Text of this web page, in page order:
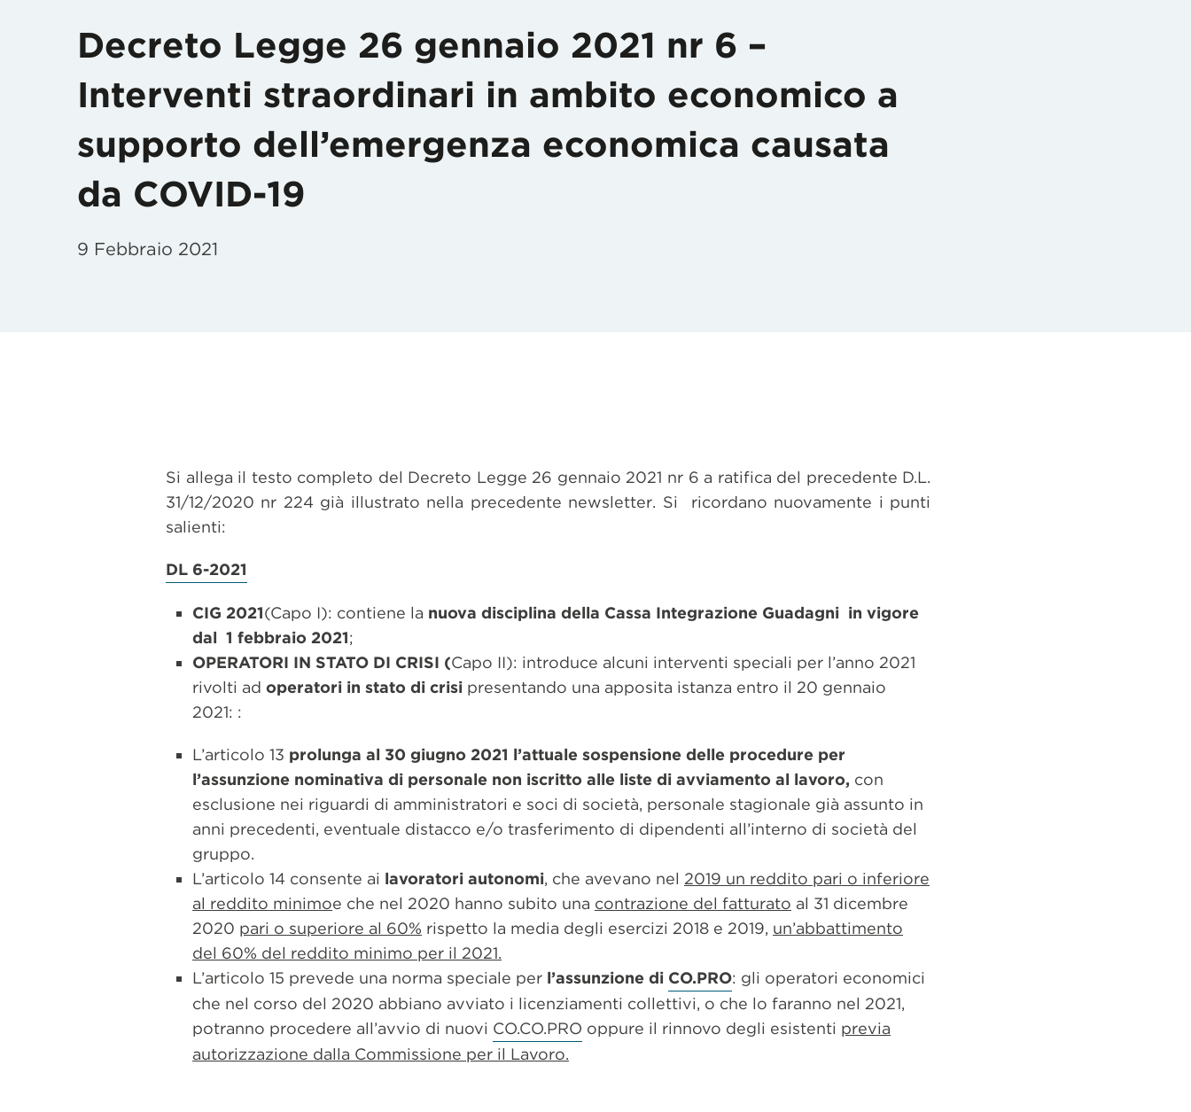
Decreto Legge 26 gennaio 2021 nr 6 –
Interventi straordinari in ambito economico a
supporto dell’emergenza economica causata
da COVID-19
9 Febbraio 2021
Si allega il testo completo del Decreto Legge 26 gennaio 2021 nr 6 a ratifica del precedente D.L.
31/12/2020 nr 224 già illustrato nella precedente newsletter. Si ricordano nuovamente i punti
salienti:
DL 6-2021
CIG 2021(Capo I): contiene la nuova disciplina della Cassa Integrazione Guadagni in vigore
dal 1 febbraio 2021;
OPERATORI IN STATO DI CRISI (Capo II): introduce alcuni interventi speciali per l’anno 2021
rivolti ad operatori in stato di crisi presentando una apposita istanza entro il 20 gennaio
2021: :
L’articolo 13 prolunga al 30 giugno 2021 l’attuale sospensione delle procedure per
l’assunzione nominativa di personale non iscritto alle liste di avviamento al lavoro, con
esclusione nei riguardi di amministratori e soci di società, personale stagionale già assunto in
anni precedenti, eventuale distacco e/o trasferimento di dipendenti all’interno di società del
gruppo.
L’articolo 14 consente ai lavoratori autonomi, che avevano nel 2019 un reddito pari o inferiore
al reddito minimoe che nel 2020 hanno subito una contrazione del fatturato al 31 dicembre
2020 pari o superiore al 60% rispetto la media degli esercizi 2018 e 2019, un’abbattimento
del 60% del reddito minimo per il 2021.
L’articolo 15 prevede una norma speciale per l’assunzione di CO.PRO: gli operatori economici
che nel corso del 2020 abbiano avviato i licenziamenti collettivi, o che lo faranno nel 2021,
potranno procedere all’avvio di nuovi CO.CO.PRO oppure il rinnovo degli esistenti previa
autorizzazione dalla Commissione per il Lavoro.